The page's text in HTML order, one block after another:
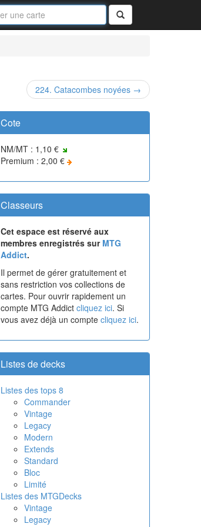
Rechercher
224. Catacombes noyées →
Cote
NM/MT : 1,10 €
Premium : 2,00 €
Classeurs
Cet espace est réservé aux
membres enregistrés sur MTG
Addict.
Il permet de gérer gratuitement et
sans restriction vos collections de
cartes. Pour ouvrir rapidement un
compte MTG Addict cliquez ici. Si
vous avez déjà un compte cliquez ici.
Listes de decks
Listes des tops 8
Commander
Vintage
Legacy
Modern
Extends
Standard
Bloc
Limité
Listes des MTGDecks
Vintage
Legacy